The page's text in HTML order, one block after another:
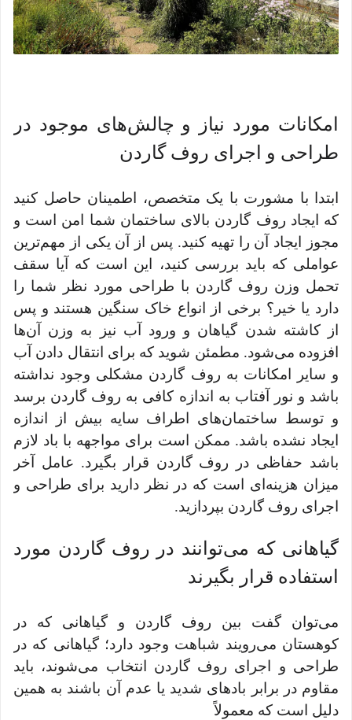
امکانات مورد نیاز و چالش‌های موجود در
طراحی و اجرای روف گاردن
ابتدا با مشورت با یک متخصص، اطمینان حاصل کنید
که ایجاد روف گاردن بالای ساختمان شما امن است و
مجوز ایجاد آن را تهیه کنید. پس از آن یکی از مهم‌ترین
عواملی که باید بررسی کنید، این است که آیا سقف
تحمل وزن روف گاردن با طراحی مورد نظر شما را
دارد یا خیر؟ برخی از انواع خاک سنگین هستند و پس
از کاشته شدن گیاهان و ورود آب نیز به وزن آن‌ها
افزوده می‌شود. مطمئن شوید که برای انتقال دادن آب
و سایر امکانات به روف گاردن مشکلی وجود نداشته
باشد و نور آفتاب به اندازه کافی به روف گاردن برسد
و توسط ساختمان‌های اطراف سایه بیش از اندازه
ایجاد نشده باشد. ممکن است برای مواجهه با باد لازم
باشد حفاظی در روف گاردن قرار بگیرد. عامل آخر
میزان هزینه‌ای است که در نظر دارید برای طراحی و
اجرای روف گاردن بپردازید.
گیاهانی که می‌توانند در روف گاردن مورد
استفاده قرار بگیرند
می‌توان گفت بین روف گاردن و گیاهانی که در
کوهستان می‌رویند شباهت وجود دارد؛ گیاهانی که در
طراحی و اجرای روف گاردن انتخاب می‌شوند، باید
مقاوم در برابر بادهای شدید یا عدم آن باشند به همین
دلیل است که معمولاً